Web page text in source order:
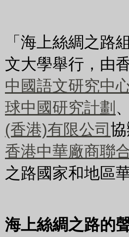
「海上絲綢之路
文大學舉行，由
中國語文研究中
球中國研究計劃
(香港)有限公司
香港中華廠商聯
之路國家和地區
海上絲綢之路的